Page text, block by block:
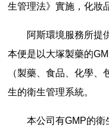
生管理法》實施，化妝
阿斯環境服務所提
本便是以大塚製藥的
（製藥、食品、化學
生的衛生管理系統。
本公司有GMP的衛